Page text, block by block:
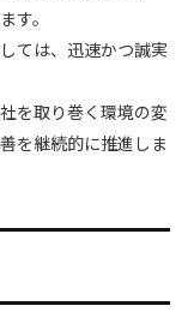
す。
ては、迅速かつ誠実
を取り巻く環境の変
を継続的に推進しま